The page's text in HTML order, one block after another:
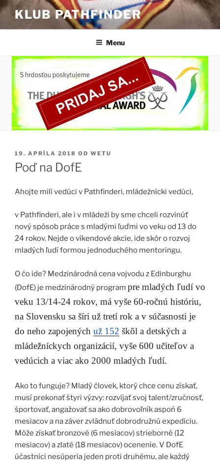
Prejsť
obsah
KLUB PATHFINDER
Menu
PUBLIKOVANÉ
19. APRÍLA 2018 OD WETU
Poď na DofE
Ahojte milí vedúci v Pathfinderi, mládežnícki vedúci,
v Pathfinderi, ale i v mládeži by sme chceli rozvinúť
nový spôsob práce s mladými ľuďmi vo veku od 13 do
24 rokov. Nejde o víkendové akcie, ide skôr o rozvoj
mladých ľudí formou jednoduchého mentoringu.
O čo ide? Medzinárodná cena vojvodu z Edinburghu
(DofE) je medzinárodný program pre mladých ľudí vo
veku 13/14-24 rokov, má vyše 60-ročnú históriu,
na Slovensku sa šíri už tretí rok a v súčasnosti je
do neho zapojených už 152 škôl a detských a
mládežníckych organizácií, vyše 600 učiteľov a
vedúcich a viac ako 2000 mladých ľudí.
Ako to funguje? Mladý človek, ktorý chce cenu získať,
musí prekonať štyri výzvy: rozvíjať svoj talent/zručnosť,
športovať, angažovať sa ako dobrovoľník aspoň 6
mesiacov a na záver zvládnuť dobrodružnú expedíciu.
Môže získať bronzové (6 mesiacov) strieborné (12
mesiacov) a zlaté (18 mesiacov) ocenenie. V DofE
účastníci nesúperia jeden proti druhému, ale každý